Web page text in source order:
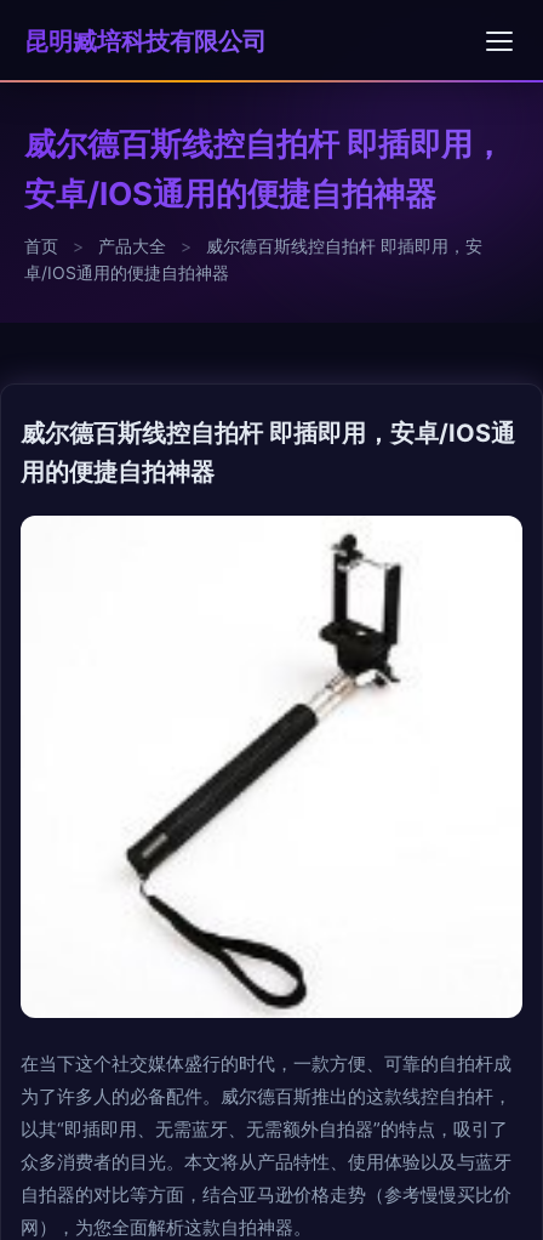
昆明臧培科技有限公司
威尔德百斯线控自拍杆 即插即用，
安卓/IOS通用的便捷自拍神器
首页 > 产品大全 >
威尔德百斯线控自拍杆 即插即用，安
卓/IOS通用的便捷自拍神器
威尔德百斯线控自拍杆 即插即用，安卓/IOS通
用的便捷自拍神器
在当下这个社交媒体盛行的时代，一款方便、可靠的自拍杆成
为了许多人的必备配件。威尔德百斯推出的这款线控自拍杆，
以其“即插即用、无需蓝牙、无需额外自拍器”的特点，吸引了
众多消费者的目光。本文将从产品特性、使用体验以及与蓝牙
自拍器的对比等方面，结合亚马逊价格走势（参考慢慢买比价
网），为您全面解析这款自拍神器。